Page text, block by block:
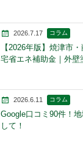
2026.7.17 コラム
【2026年版】焼津市
宅省エネ補助金｜外壁
2026.6.11 コラム
Google口コミ90件！
して！